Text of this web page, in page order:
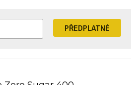
PŘEDPLATNÉ